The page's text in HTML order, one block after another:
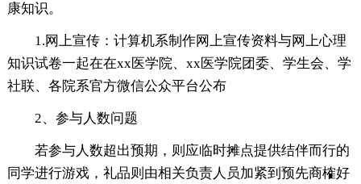
康知识。
1.网上宣传：计算机系制作网上宣传资料与网上心理
知识试卷一起在在xx医学院、xx医学院团委、学生会、学
社联、各院系官方微信公众平台公布
2、参与人数问题
若参与人数超出预期，则应临时摊点提供结伴而行的
同学进行游戏，礼品则由相关负责人员加紧到预先商榷好